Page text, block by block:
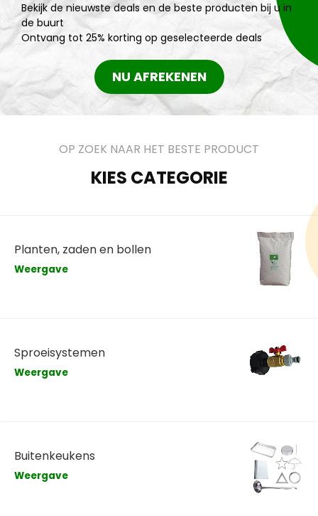
Bekijk de nieuwste deals en de beste producten bij u in
de buurt
Ontvang tot 25% korting op geselecteerde deals
NU AFREKENEN
OP ZOEK NAAR HET BESTE PRODUCT
KIES CATEGORIE
Planten, zaden en bollen
Weergave
Sproeisystemen
Weergave
Buitenkeukens
Weergave